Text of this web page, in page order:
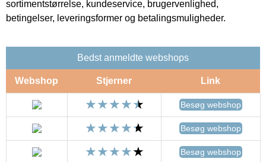
sortimentstørrelse, kundeservice, brugervenlighed,
betingelser, leveringsformer og betalingsmuligheder.
Bedst anmeldte webshops
Webshop Stjerner Link
Besøg webshop
Besøg webshop
Besøg webshop